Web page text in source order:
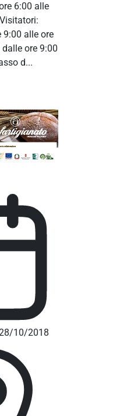
6:00 alle
9:00 alle ore
ore 9:00
d...
10/2018